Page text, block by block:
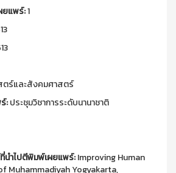
ยแพร์:1
ร์และสังคมศาสตร์
:ประชุมวิชาการระดับนานาชาติ
ำไปตีพิมพ์เผยแพร์:Improving Human
Muhammadiyah Yogyakarta,